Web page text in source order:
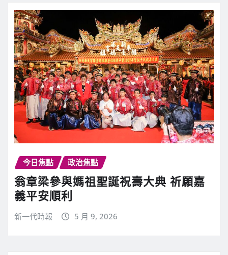
今日焦點 政治焦點
翁章梁參與媽祖聖誕祝壽大典 祈願嘉
義平安順利
新一代時報 5 月 9, 2026